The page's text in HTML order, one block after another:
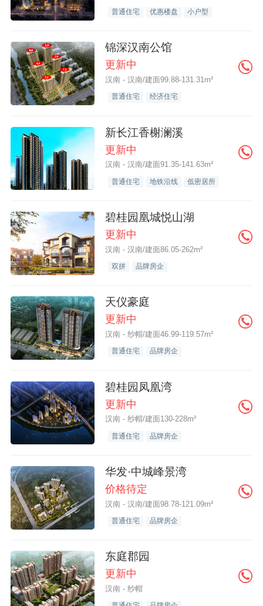
普通住宅 优惠楼盘 小户型
锦深汉南公馆
更新中
汉南 - 汉南/建面99.88-131.31m²
普通住宅 经济住宅
新长江香榭澜溪
更新中
汉南 - 汉南/建面91.35-141.63m²
普通住宅 地铁沿线 低密居所
碧桂园凰城悦山湖
更新中
汉南 - 汉南/建面86.05-262m²
双拼 品牌房企
天仪豪庭
更新中
汉南 - 纱帽/建面46.99-119.57m²
普通住宅 品牌房企
碧桂园凤凰湾
更新中
汉南 - 纱帽/建面130-228m²
普通住宅 品牌房企
华发·中城峰景湾
价格待定
汉南 - 汉南/建面98.78-121.09m²
普通住宅 品牌房企
东庭郡园
更新中
汉南 - 纱帽